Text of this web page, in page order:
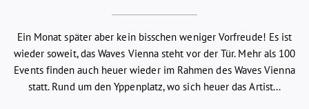
Ein Monat später aber kein bisschen weniger Vorfreude! Es ist
wieder soweit, das Waves Vienna steht vor der Tür. Mehr als 100
Events finden auch heuer wieder im Rahmen des Waves Vienna
statt. Rund um den Yppenplatz, wo sich heuer das Artist...